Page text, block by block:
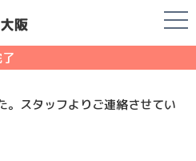
。スタッフよりご連絡させてい